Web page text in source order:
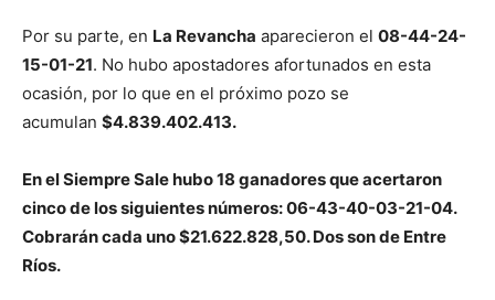
Por su parte, en La Revancha aparecieron el 08-44-24-
15-01-21. No hubo apostadores afortunados en esta
ocasión, por lo que en el próximo pozo se
acumulan $4.839.402.413.
En el Siempre Sale hubo 18 ganadores que acertaron
cinco de los siguientes números: 06-43-40-03-21-04.
Cobrarán cada uno $21.622.828,50. Dos son de Entre
Ríos.